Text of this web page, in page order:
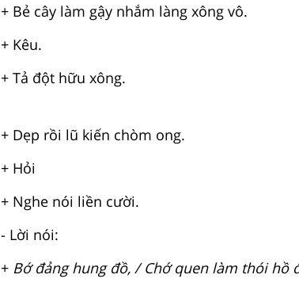
+ Bẻ cây làm gậy nhắm làng xông vô.
+ Kêu.
+ Tả đột hữu xông.
+ Dẹp rồi lũ kiến chòm ong.
+ Hỏi
+ Nghe nói liền cười.
- Lời nói:
+ Bớ đảng hung đồ, / Chớ quen làm thói hồ